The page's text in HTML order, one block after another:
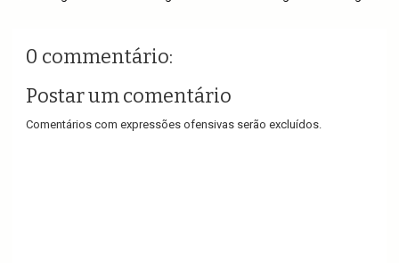
0 commentário:
Postar um comentário
Comentários com expressões ofensivas serão excluídos.